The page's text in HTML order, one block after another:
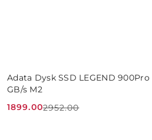
Adata Dysk SSD LEGEND 900Pro
GB/s M2
Cena
1899.00
Cena
2952.00